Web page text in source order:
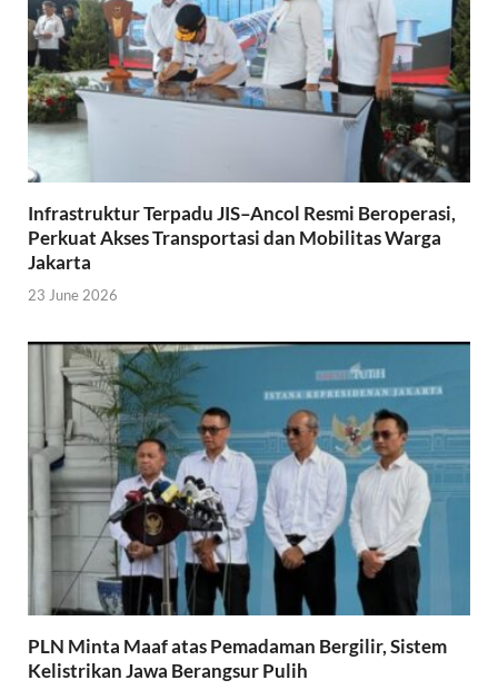
Infrastruktur Terpadu JIS–Ancol Resmi Beroperasi,
Perkuat Akses Transportasi dan Mobilitas Warga
Jakarta
23 June 2026
PLN Minta Maaf atas Pemadaman Bergilir, Sistem
Kelistrikan Jawa Berangsur Pulih